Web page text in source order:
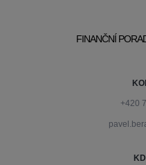
FINANČNÍ
+420